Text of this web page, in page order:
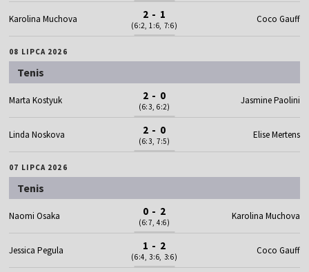
Karolina Muchova 2 - 1
(6:2, 1:6, 7:6)
Coco Gauff
08 LIPCA 2026
Tenis
Marta Kostyuk 2 - 0
(6:3, 6:2)
Jasmine Paolini
Linda Noskova 2 - 0
(6:3, 7:5)
Elise Mertens
07 LIPCA 2026
Tenis
Naomi Osaka 0 - 2
(6:7, 4:6)
Karolina Muchova
Jessica Pegula 1 - 2
(6:4, 3:6, 3:6)
Coco Gauff